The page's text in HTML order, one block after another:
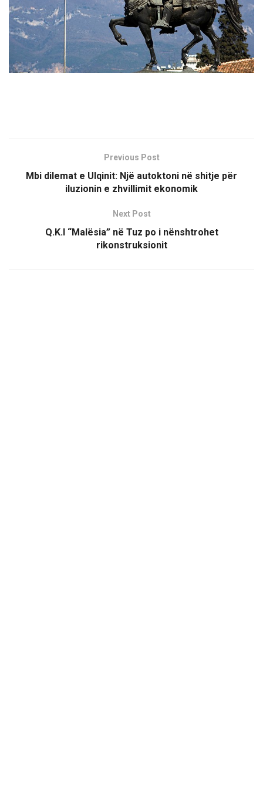
Previous Post
Mbi dilemat e Ulqinit: Një autoktoni në shitje për
iluzionin e zhvillimit ekonomik
Next Post
Q.K.I “Malësia” në Tuz po i nënshtrohet
rikonstruksionit